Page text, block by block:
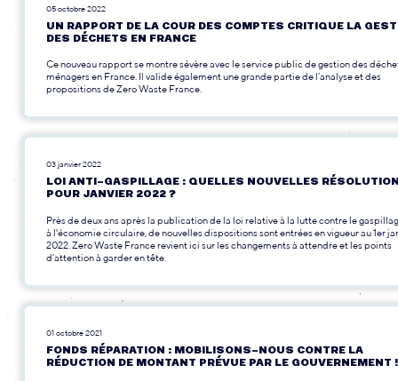
05 octobre 2022
UN RAPPORT DE LA COUR DES COMPTES CRITIQUE LA
DES DÉCHETS EN FRANCE
Ce nouveau rapport se montre sévère avec le service public de gestion des
ménagers en France. Il valide également une grande partie de l’analyse et des
propositions de Zero Waste France.
03 janvier 2022
LOI ANTI-GASPILLAGE : QUELLES NOUVELLES
POUR JANVIER 2022 ?
Près de deux ans après la publication de la loi relative à la lutte contre le
à l'économie circulaire, de nouvelles dispositions sont entrées en vigueur au 1er
2022. Zero Waste France revient ici sur les changements à attendre et les points
d’attention à garder en tête.
01 octobre 2021
FONDS RÉPARATION : MOBILISONS-NOUS CONTRE LA
RÉDUCTION DE MONTANT PRÉVUE PAR LE GOUVERNEMENT !